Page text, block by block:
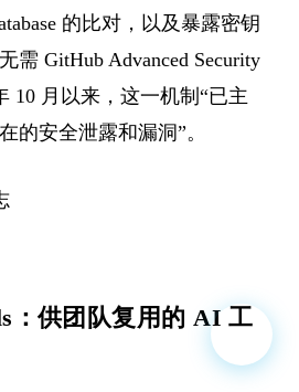
的比对，以及暴露密钥
需 GitHub Advanced Security
10 月以来，这一机制“已主
的安全泄露和漏洞”。
：供团队复用的 AI 工